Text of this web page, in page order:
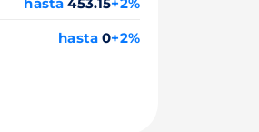
hasta 0+2%